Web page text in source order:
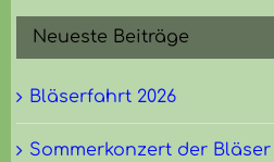
Neueste Beiträge
Bläserfahrt 2026
Sommerkonzert der Bläser